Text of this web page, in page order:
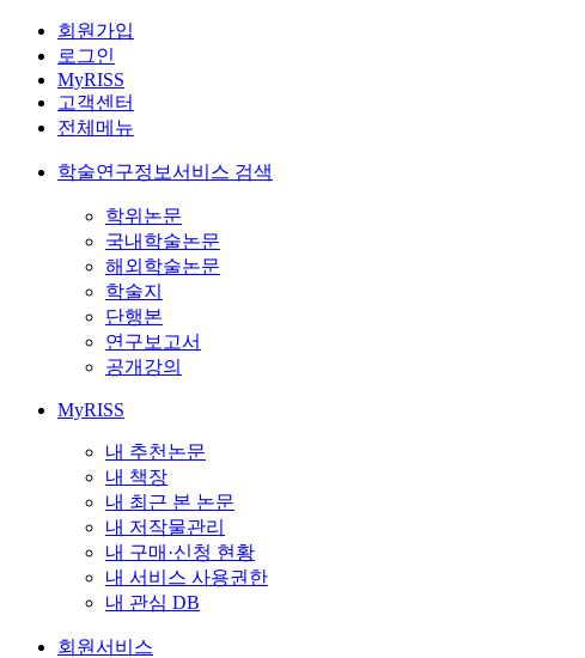
회원가입
로그인
MyRISS
고객센터
전체메뉴
학술연구정보서비스 검색
학위논문
국내학술논문
해외학술논문
학술지
단행본
연구보고서
공개강의
MyRISS
내 추천논문
내 책장
내 최근 본 논문
내 저작물관리
내 구매·신청 현황
내 서비스 사용권한
내 관심 DB
회원서비스